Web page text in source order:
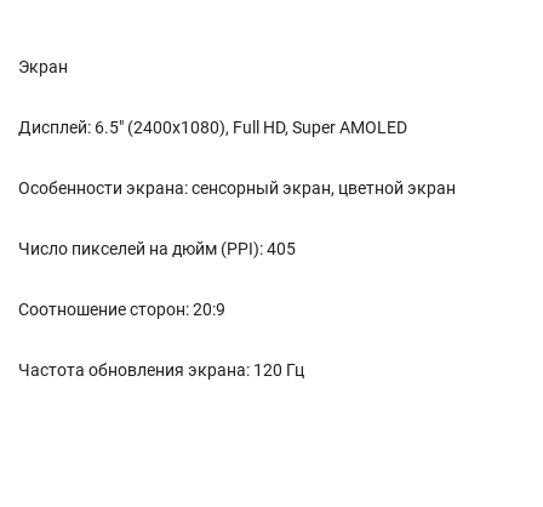
Экран
Дисплей: 6.5" (2400x1080), Full HD, Super AMOLED
Особенности экрана: сенсорный экран, цветной экран
Число пикселей на дюйм (PPI): 405
Соотношение сторон: 20:9
Частота обновления экрана: 120 Гц